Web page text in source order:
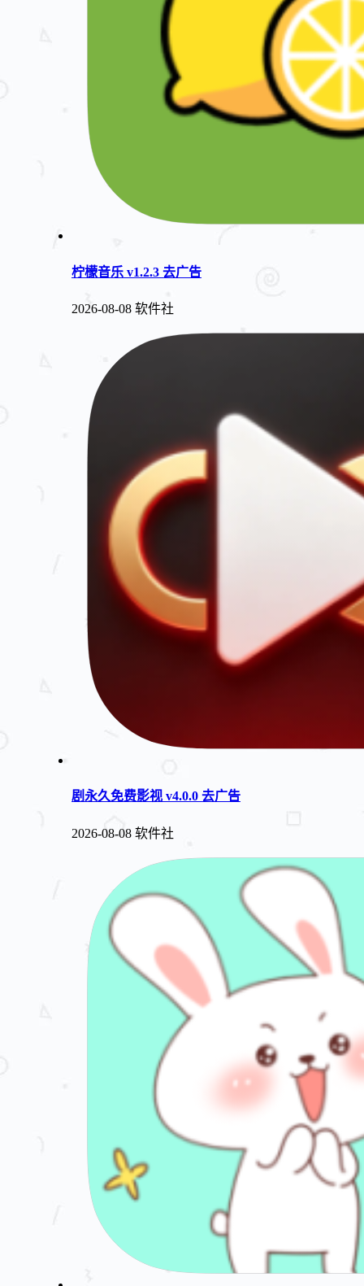
柠檬音乐 v1.2.3 去广告
2026-08-08 软件社
剧永久免费影视 v4.0.0 去广告
2026-08-08 软件社